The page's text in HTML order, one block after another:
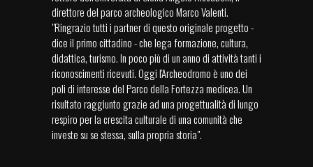
direttore del parco archeologico Marco Valenti.
"Ringrazio tutti i partner di questo originale progetto -
dice il primo cittadino - che lega formazione, cultura,
didattica, turismo. In poco più di un anno di attività tanti i
riconoscimenti ricevuti. Oggi l'Archeodromo è uno dei
poli di interesse del Parco della Fortezza medicea. Un
risultato raggiunto grazie ad una progettualità di lungo
respiro per la crescita culturale di una comunità che
investe su se stessa, sulla propria storia".